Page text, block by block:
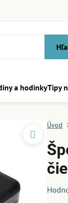
a hodinkyTipy
Úvod